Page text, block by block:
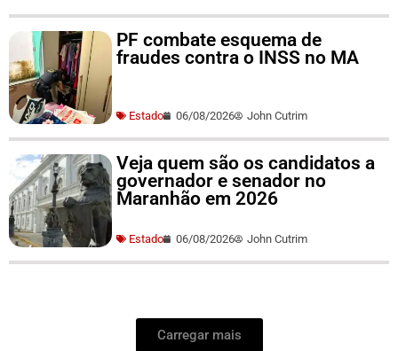
PF combate esquema de
fraudes contra o INSS no MA
Estado 06/08/2026 John Cutrim
Veja quem são os candidatos a
governador e senador no
Maranhão em 2026
Estado 06/08/2026 John Cutrim
Carregar mais